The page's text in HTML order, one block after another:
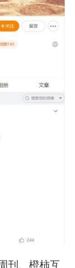
刊、橙柿互